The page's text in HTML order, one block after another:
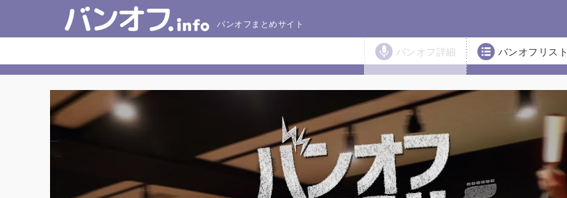
バンオフまとめサイト
バンオフ詳細 バンオフリスト